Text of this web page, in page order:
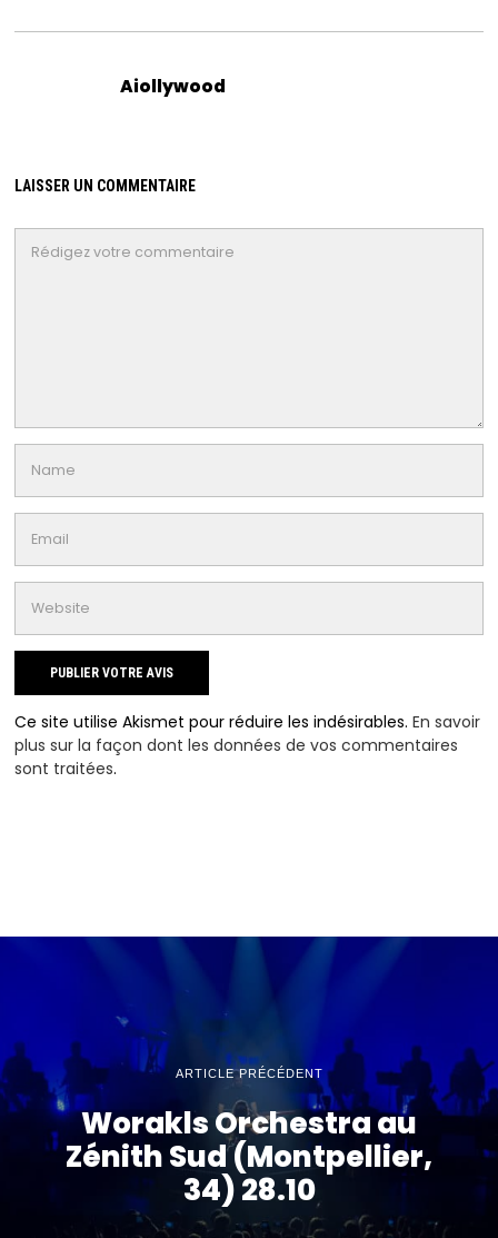
Aiollywood
LAISSER UN COMMENTAIRE
Ce site utilise Akismet pour réduire les indésirables.En savoir
plus sur la façon dont les données de vos commentaires
sont traitées.
ARTICLE PRÉCÉDENT
Worakls Orchestra au
Zénith Sud (Montpellier,
34) 28.10